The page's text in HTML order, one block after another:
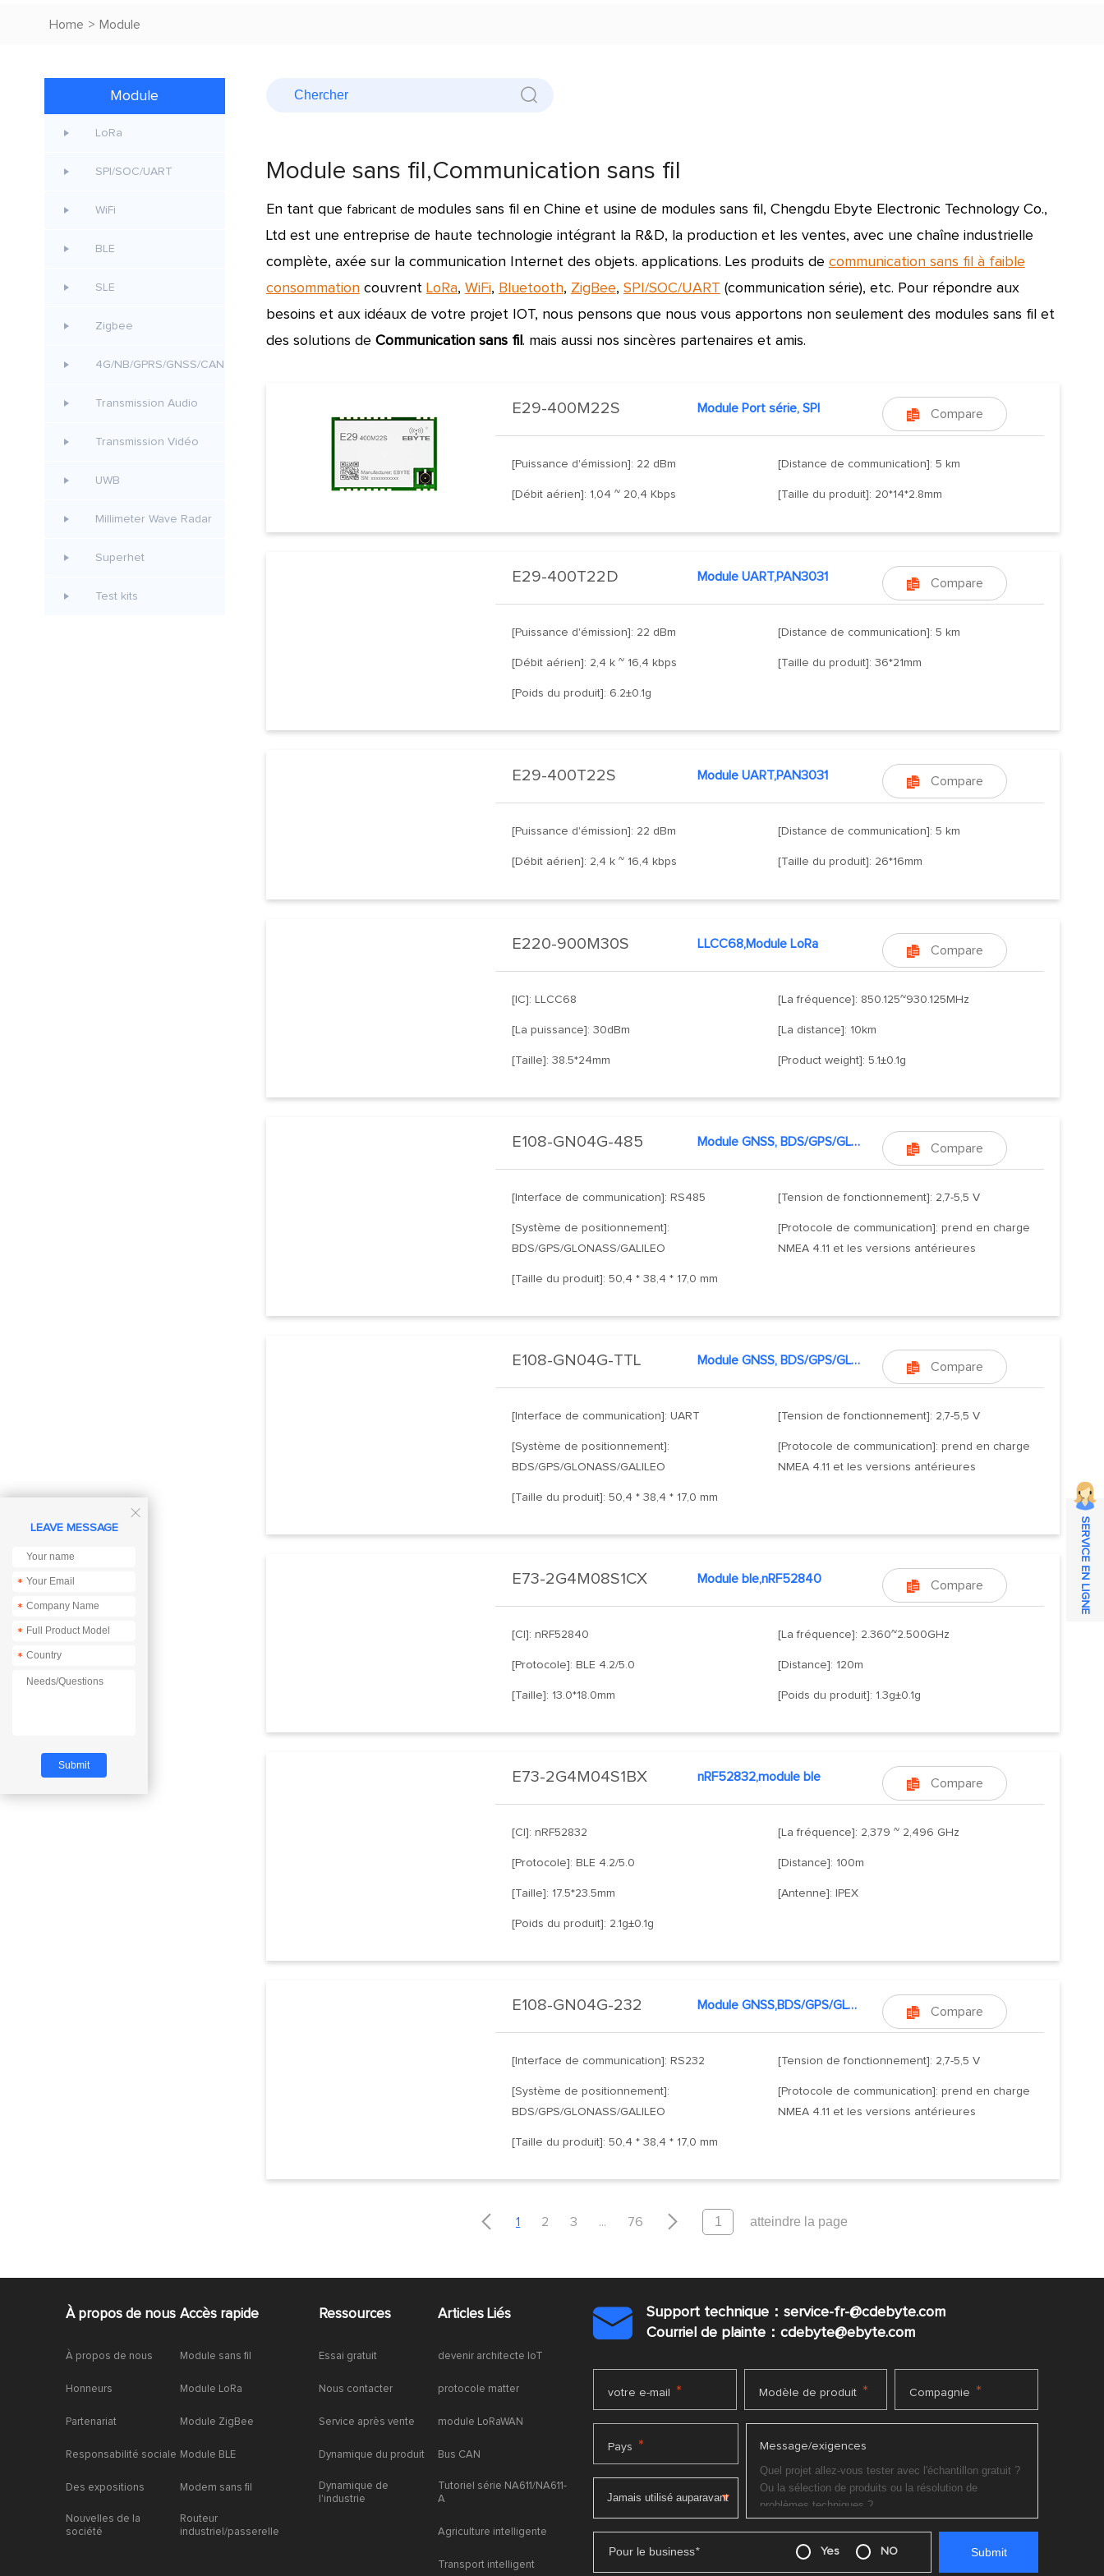
Home > Module
Module
LoRa
SPI/SOC/UART
WiFi
BLE
SLE
Zigbee
4G/NB/GPRS/GNSS/CAN
Transmission Audio
Transmission Vidéo
UWB
Millimeter Wave Radar
Superhet
Test kits
Module sans fil,Communication sans fil
En tant que fabricant de modules sans fil en Chine et usine de modules sans fil , Chengdu Ebyte Electronic Technology Co.,
Ltd est une entreprise de haute technologie intégrant la R&D, la production et les ventes, avec une chaîne industrielle
complète, axée sur la communication Internet des objets. applications. Les produits de communication sans fil à faible
consommationcouvrent LoRa, WiFi, Bluetooth, ZigBee, SPI/SOC/UART (communication série), etc. Pour répondre aux
besoins et aux idéaux de votre projet IOT, nous pensons que nous vous apportons non seulement des modules sans fil et
des solutions de Communication sans fil . mais aussi nos sincères partenaires et amis.
 Compare
E29-400M22S Module Port série, SPI
[Puissance d'émission]: 22 dBm [Distance de communication]: 5 km
[Débit aérien]: 1,04 ~ 20,4 Kbps [Taille du produit]: 20*14*2.8mm
 Compare
E29-400T22D Module UART,PAN3031
[Puissance d'émission]: 22 dBm [Distance de communication]: 5 km
[Débit aérien]: 2,4 k ~ 16,4 kbps [Taille du produit]: 36*21mm
[Poids du produit]: 6.2±0.1g
 Compare
E29-400T22S Module UART,PAN3031
[Puissance d'émission]: 22 dBm [Distance de communication]: 5 km
[Débit aérien]: 2,4 k ~ 16,4 kbps [Taille du produit]: 26*16mm
 Compare
E220-900M30S LLCC68,Module LoRa
[IC]: LLCC68 [La fréquence]: 850.125~930.125MHz
[La puissance]: 30dBm [La distance]: 10km
[Taille]: 38.5*24mm [Product weight]: 5.1±0.1g
 Compare
E108-GN04G-485 Module GNSS, BDS/GPS/GLONASS/GALILEO
[Interface de communication]: RS485 [Tension de fonctionnement]: 2,7-5,5 V
[Système de positionnement]:
BDS/GPS/GLONASS/GALILEO
[Protocole de communication]: prend en charge
NMEA 4.11 et les versions antérieures
[Taille du produit]: 50,4 * 38,4 * 17,0 mm
 Compare
E108-GN04G-TTL Module GNSS, BDS/GPS/GLONASS/GALILEO,
[Interface de communication]: UART [Tension de fonctionnement]: 2,7-5,5 V
[Système de positionnement]:
BDS/GPS/GLONASS/GALILEO
[Protocole de communication]: prend en charge
NMEA 4.11 et les versions antérieures
[Taille du produit]: 50,4 * 38,4 * 17,0 mm
 Compare
E73-2G4M08S1CX Module ble,nRF52840
[CI]: nRF52840 [La fréquence]: 2.360~2.500GHz
[Protocole]: BLE 4.2/5.0 [Distance]: 120m
[Taille]: 13.0*18.0mm [Poids du produit]: 1.3g±0.1g
 Compare
E73-2G4M04S1BX nRF52832,module ble
[CI]: nRF52832 [La fréquence]: 2,379 ~ 2,496 GHz
[Protocole]: BLE 4.2/5.0 [Distance]: 100m
[Taille]: 17.5*23.5mm [Antenne]: IPEX
[Poids du produit]: 2.1g±0.1g
 Compare
E108-GN04G-232 Module GNSS,BDS/GPS/GLONASS/GALILEO
[Interface de communication]: RS232 [Tension de fonctionnement]: 2,7-5,5 V
[Système de positionnement]:
BDS/GPS/GLONASS/GALILEO
[Protocole de communication]: prend en charge
NMEA 4.11 et les versions antérieures
[Taille du produit]: 50,4 * 38,4 * 17,0 mm
 1 2 3 ... 76 
À propos de nous
À propos de nous
Honneurs
Partenariat
Responsabilité sociale
Des expositions
Nouvelles de la
société
Accès rapide
Module sans fil
Module LoRa
Module ZigBee
Module BLE
Modem sans fil
Routeur
industriel/passerelle
Ressources
Essai gratuit
Nous contacter
Service après vente
Dynamique du produit
Dynamique de
l'industrie
Articles Liés
devenir architecte IoT
protocole matter
module LoRaWAN
Bus CAN
Tutoriel série NA611/NA611-
A
Agriculture intelligente
Transport intelligent

Support technique：service-fr-@cdebyte.com
Courriel de plainte：cdebyte@ebyte.com
votre e-mail * Modèle de produit * Compagnie *
Pays * Message/exigences
Pour le business* Yes NO

LEAVE MESSAGE
*
*
*
*
SERVICE EN LIGNE